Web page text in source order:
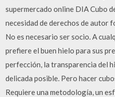
supermercado online DIA Cubo
necesidad de derechos de autor
No es necesario ser socio. A
prefiere el buen hielo para sus
perfección, la transparencia del
delicada posible. Pero hacer
Requiere una metodología, un